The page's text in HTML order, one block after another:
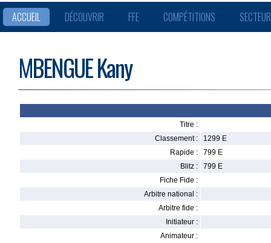
ACCUEIL DÉCOUVRIR FFE COMPÉTITIONS
MBENGUE Kany
Titre :
Classement :
1299 E
Rapide :
799 E
Blitz :
799 E
Fiche Fide :
Arbitre national :
Arbitre fide :
Initiateur :
Animateur :